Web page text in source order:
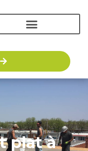
plat à